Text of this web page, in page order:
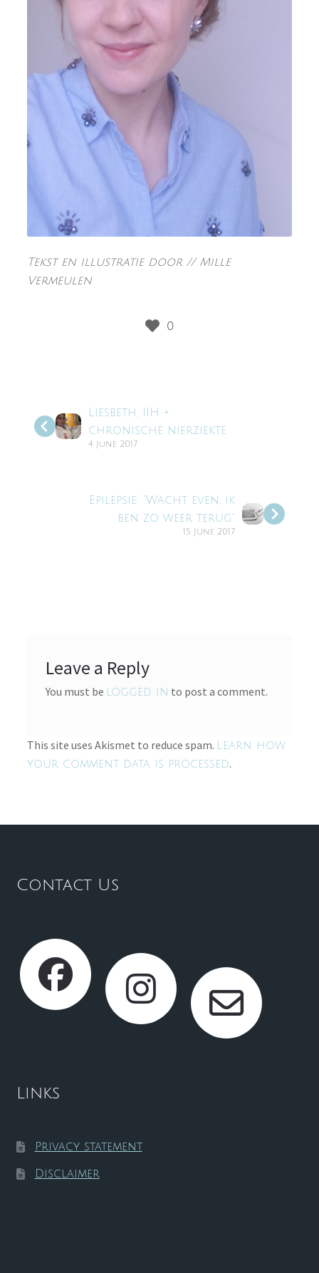
Tekst en illustratie door // Mille
Vermeulen
Liesbeth, IIH +
chronische nierziekte
4 June 2017
Epilepsie: “Wacht even, ik
ben zo weer terug”
15 June 2017
Leave a Reply
You must be logged in to post a comment.
This site uses Akismet to reduce spam. Learn how
your comment data is processed.
Contact Us
Links
Privacy statement
Disclaimer